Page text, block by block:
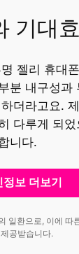
기대
젤리 휴대
분 내구성과
더라고요.
다루게 되
니다.
정보 더보기
일환으로, 이에 따
공받습니다.